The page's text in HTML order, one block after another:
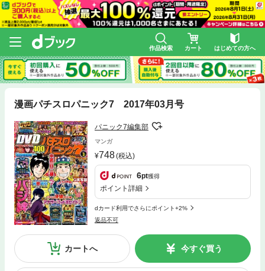
作品検索 カート はじめての方へ
漫画パチスロパニック7 2017年03月号
パニック7編集部
マンガ
748(税込)
6pt獲得
ポイント詳細
dカード利用でさらにポイント+2%
返品不可
カートへ 今すぐ買う